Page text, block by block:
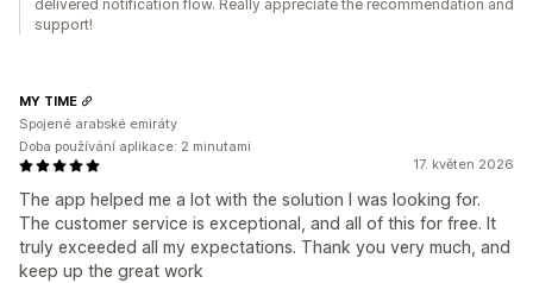
delivered notification flow. Really appreciate the recommendation and
support!
17. květen 2026
The app helped me a lot with the solution I was looking for.
The customer service is exceptional, and all of this for free. It
truly exceeded all my expectations. Thank you very much, and
keep up the great work
MY TIME
Spojené arabské emiráty
Doba používání aplikace: 2 minutami